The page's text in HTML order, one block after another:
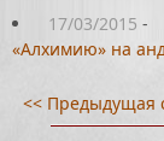
17/03/2015 -
«Алхимию» на
<< Предыдущая